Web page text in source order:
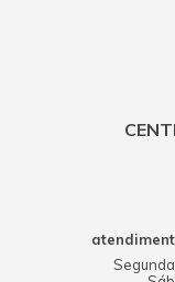
CONHECIMENTO
diferenciar da
vermelha fica para